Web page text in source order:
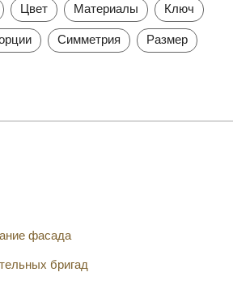
Цвет Материалы Ключ
Симметрия Размер
фасада
бригад